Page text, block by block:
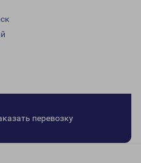
перевозку